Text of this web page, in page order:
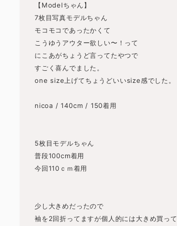
【Modelちゃん】
7枚目写真モデルちゃん
モコモコであったかくて
こうゆうアウター欲しい〜！って
にこあがちょうど言ってたやつで
すごく喜んでました。
one size上げてちょうどいいsize感でした。
nicoa / 140cm / 150着用
5枚目モデルちゃん
普段100cm着用
今回110ｃｍ着用
少し大きめだったので
袖を2回折ってますが個人的には大きめ買って